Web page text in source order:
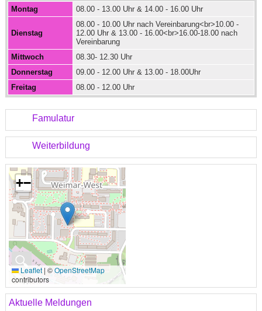
Montag 08.00 - 13.00 Uhr & 14.00 - 16.00 Uhr
Dienstag
08.00 - 10.00 Uhr nach Vereinbarung<br>10.00 -
12.00 Uhr & 13.00 - 16.00<br>16.00-18.00 nach
Vereinbarung
Mittwoch
08.30- 12.30 Uhr
Donnerstag
09.00 - 12.00 Uhr & 13.00 - 18.00Uhr
Freitag
08.00 - 12.00 Uhr
Famulatur
Weiterbildung
🔍
+−
Leaflet | ©OpenStreetMap
contributors
Aktuelle Meldungen